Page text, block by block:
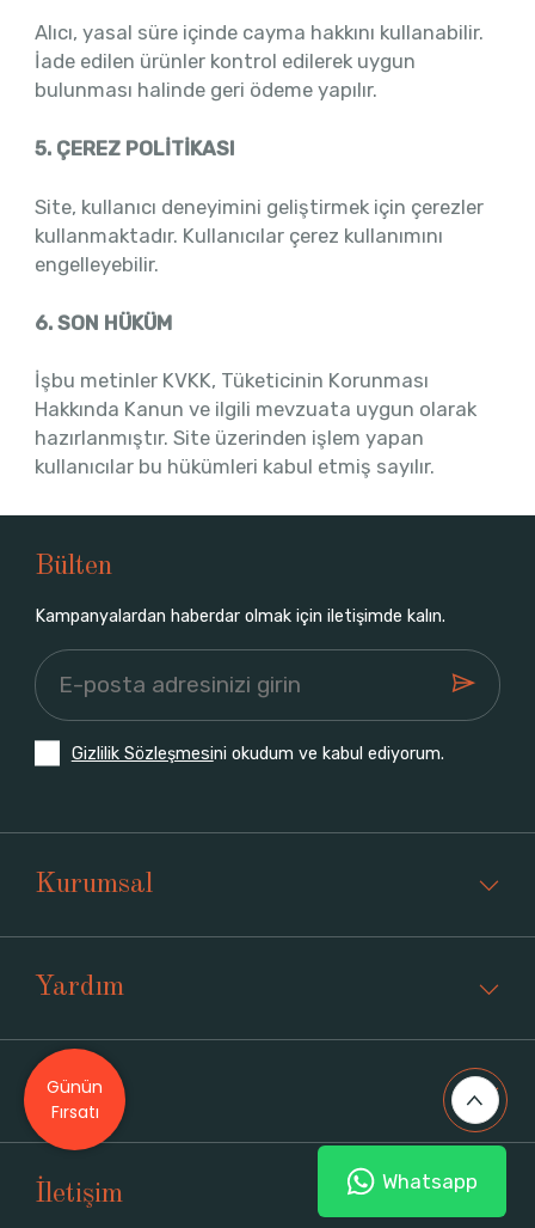
Alıcı, yasal süre içinde cayma hakkını kullanabilir.
İade edilen ürünler kontrol edilerek uygun
bulunması halinde geri ödeme yapılır.
5. ÇEREZ POLİTİKASI
Site, kullanıcı deneyimini geliştirmek için çerezler
kullanmaktadır. Kullanıcılar çerez kullanımını
engelleyebilir.
6. SON HÜKÜM
İşbu metinler KVKK, Tüketicinin Korunması
Hakkında Kanun ve ilgili mevzuata uygun olarak
hazırlanmıştır. Site üzerinden işlem yapan
kullanıcılar bu hükümleri kabul etmiş sayılır.
Bülten
Kampanyalardan haberdar olmak için iletişimde kalın.
Gizlilik Sözleşmesini okudum ve kabul ediyorum.
Kurumsal
Yardım
Üyelik
İletişim Whatsapp
Günün
Fırsatı